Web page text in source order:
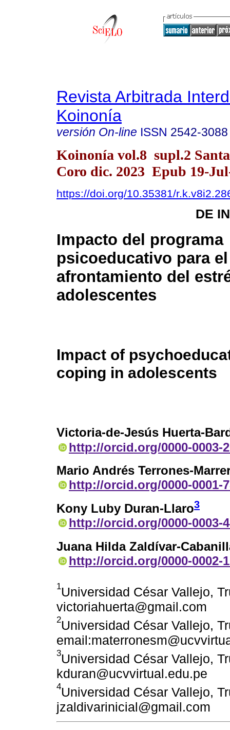
Revista Arbitrada
Koinonía
versión On-line ISSN 2542-3088
Koinonía vol.8 supl.2
Coro dic. 2023 Epub 19-
https://doi.org/10.35381/
DE
Impacto del programa
psicoeducativo para el
afrontamiento del
adolescentes
Impact of
coping in adolescents
Victoria-de-Jesús Huerta-
http://orcid.org/0000-0003-
Mario Andrés Terrones-
http://orcid.org/0000-0001-
Kony Luby Duran-Llaro3
http://orcid.org/0000-0003-
Juana Hilda Zaldívar-
http://orcid.org/0000-0002-
1Universidad César Vallejo,
victoriahuerta@gmail.com
2Universidad César Vallejo,
3Universidad César Vallejo,
kduran@ucvvirtual.edu.pe
4Universidad César Vallejo,
jzaldivarinicial@gmail.com